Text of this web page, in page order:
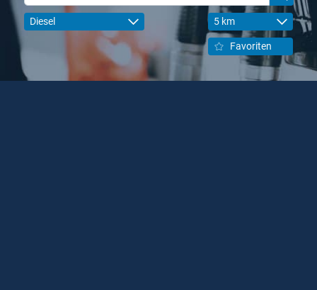
Diesel 5 km
Favoriten